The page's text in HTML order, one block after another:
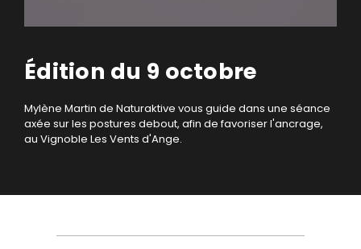
Édition du 9 octobre
Mylène Martin de Naturaktive vous guide dans une séance
axée sur les postures debout, afin de favoriser l'ancrage,
au Vignoble Les Vents d'Ange.